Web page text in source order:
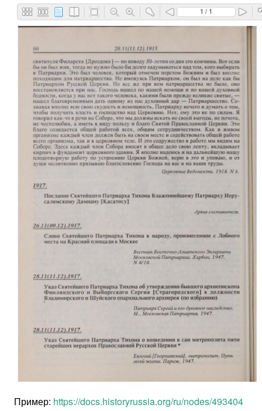
Пример: https://docs.historyrussia.org/ru/nodes/493404